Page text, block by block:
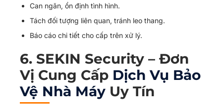
Can ngăn, ổn định tình hình.
Tách đối tượng liên quan, tránh leo thang.
Báo cáo chi tiết cho cấp trên xử lý.
6. SEKIN Security – Đơn
Vị Cung Cấp Dịch Vụ Bảo
Vệ Nhà Máy Uy Tín